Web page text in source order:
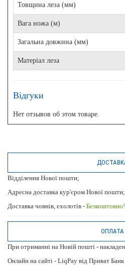
Товщина леза (мм)
Вага ножа (м)
Загальна довжина (мм)
Матеріал леза
Відгуки
Нет отзывов об этом товаре.
Відділення Нової пошти;
Адресна доставка кур'єром Нової пошти;
Доставка човнів, ехолотів - Безкоштовно!
ОПЛАТА
При отриманні на Новій пошті -
Онлайн на сайті - LiqPay від Приват Банк